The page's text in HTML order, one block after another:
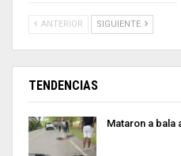
ANTERIOR SIGUIENTE
TENDENCIAS
Mataron a bala